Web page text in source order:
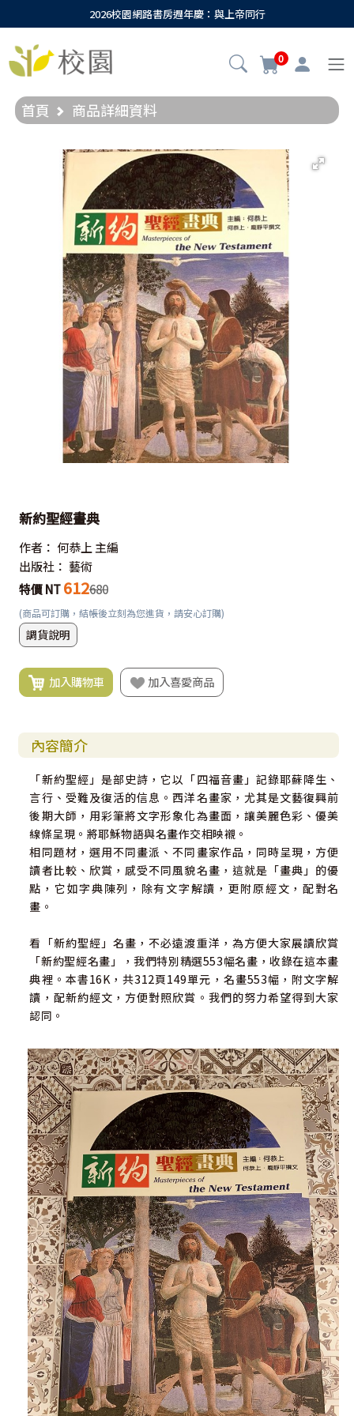
2026校園網路書房週年慶：與上帝同行
0
首頁 商品詳細資料
新約聖經畫典
作者： 何恭上 主編
出版社： 藝術
特價 NT 612680
(商品可訂購，結帳後立刻為您進貨，請安心訂購)
調貨說明
加入購物車 加入喜愛商品
內容簡介
「新約聖經」是部史詩，它以「四福音畫」記錄耶蘇降生、
言行、受難及復活的信息。西洋名畫家，尤其是文藝復興前
後期大師，用彩筆將文字形象化為畫面，讓美麗色彩、優美
線條呈現。將耶穌物語與名畫作交相映襯。
相同題材，選用不同畫派、不同畫家作品，同時呈現，方便
讀者比較、欣賞，感受不同風貌名畫，這就是「畫典」的優
點，它如字典陳列，除有文字解讀，更附原經文，配對名
畫。
看「新約聖經」名畫，不必遠渡重洋，為方便大家展讀欣賞
「新約聖經名畫」，我們特別精選553幅名畫，收錄在這本畫
典裡。本書16K，共312頁149單元，名畫553幅，附文字解
讀，配新約經文，方便對照欣賞。我們的努力希望得到大家
認同。